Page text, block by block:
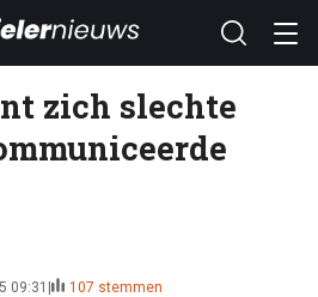
zich slechte
09:31 107 stemmen